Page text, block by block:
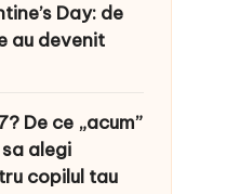
Day: de
au devenit
De ce „acum”
alegi
copilul tau